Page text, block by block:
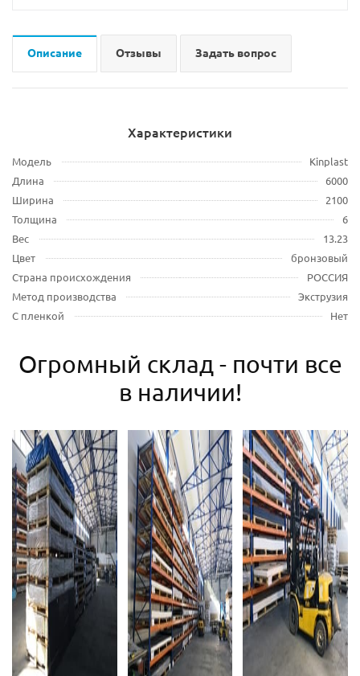
Описание Отзывы Задать вопрос
Характеристики
Модель
Kinplast
Длина
6000
Ширина
2100
Толщина
6
Вес
13.23
Цвет
бронзовый
Страна происхождения
РОССИЯ
Метод производства
Экструзия
С пленкой
Нет
Огромный склад - почти все
в наличии!